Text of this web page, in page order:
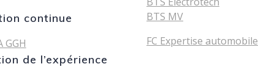
continue
GGH
de l’expérience
BTS MV
FC Expertise automobile